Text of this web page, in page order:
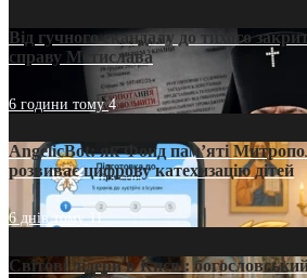
Від гучного скандалу до тихого
справу Мстислава
6 години тому4
AngelicBot: як Фонд пам’яті
розвиває цифрову катехизацію дітей
6 днів тому11
Світові лідери в Києві: